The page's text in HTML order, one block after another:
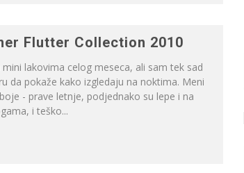
Flutter Collection 2010
lakovima celog meseca, ali sam tek sad
da pokaže kako izgledaju na noktima. Meni
- prave letnje, podjednako su lepe i na
i teško...